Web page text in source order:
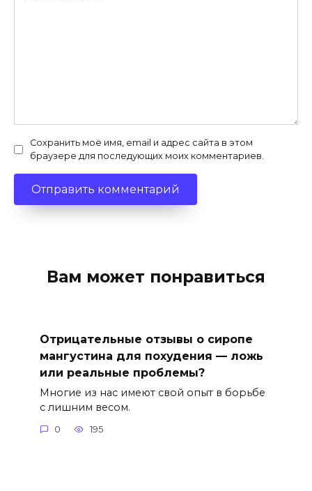
Сохранить моё имя, email и адрес сайта в этом
браузере для последующих моих комментариев.
Вам может понравиться
Отрицательные отзывы о сиропе
мангустина для похудения — ложь
или реальные проблемы?
Многие из нас имеют свой опыт в борьбе
с лишним весом.
0 195